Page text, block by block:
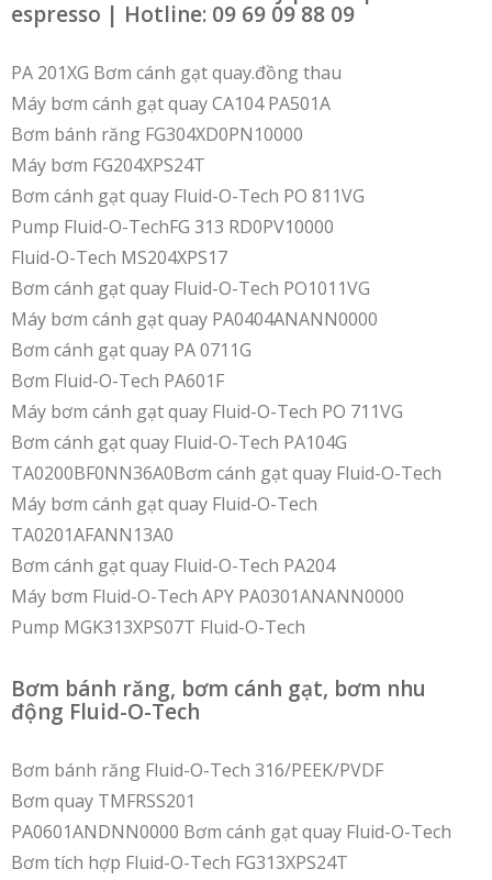
espresso | Hotline: 09 69 09 88 09
PA 201XG Bơm cánh gạt quay.đồng thau
Máy bơm cánh gạt quay CA104 PA501A
Bơm bánh răng FG304XD0PN10000
Máy bơm FG204XPS24T
Bơm cánh gạt quay Fluid-O-Tech PO 811VG
Pump Fluid-O-TechFG 313 RD0PV10000
Fluid-O-Tech MS204XPS17
Bơm cánh gạt quay Fluid-O-Tech PO1011VG
Máy bơm cánh gạt quay PA0404ANANN0000
Bơm cánh gạt quay PA 0711G
Bơm Fluid-O-Tech PA601F
Máy bơm cánh gạt quay Fluid-O-Tech PO 711VG
Bơm cánh gạt quay Fluid-O-Tech PA104G
TA0200BF0NN36A0Bơm cánh gạt quay Fluid-O-Tech
Máy bơm cánh gạt quay Fluid-O-Tech
TA0201AFANN13A0
Bơm cánh gạt quay Fluid-O-Tech PA204
Máy bơm Fluid-O-Tech APY PA0301ANANN0000
Pump MGK313XPS07T Fluid-O-Tech
Bơm bánh răng, bơm cánh gạt, bơm nhu
động Fluid-O-Tech
Bơm bánh răng Fluid-O-Tech 316/PEEK/PVDF
Bơm quay TMFRSS201
PA0601ANDNN0000 Bơm cánh gạt quay Fluid-O-Tech
Bơm tích hợp Fluid-O-Tech FG313XPS24T